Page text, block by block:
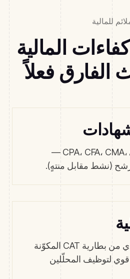
للمالية
المالية
الفارق فعلاً
صفِّ بحسب CPA، CFA، CMA، ACCA —
(نشط مقابل منتهٍ).
لعبة الاستدلال العددي من بطارية CAT المكوّنة
قوي لتوظيف المحلّلين